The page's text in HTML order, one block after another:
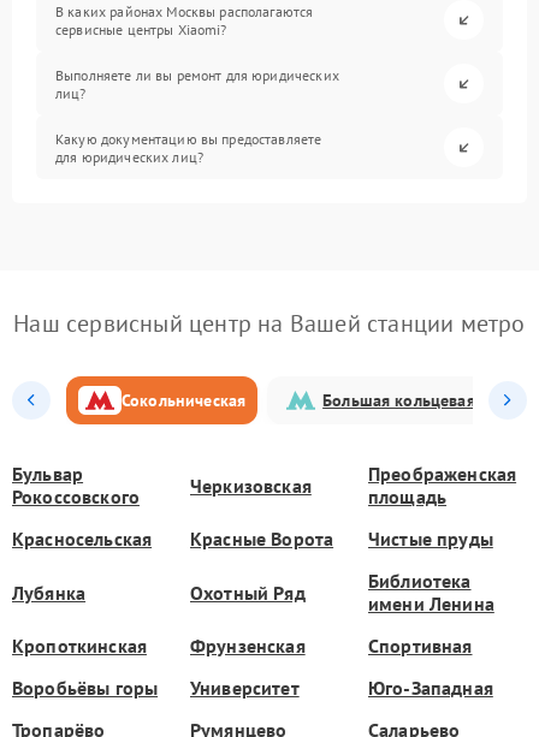
В каких районах Москвы располагаются
сервисные центры Xiaomi?
Выполняете ли вы ремонт для юридических
лиц?
Какую документацию вы предоставляете
для юридических лиц?
Наш сервисный центр на Вашей станции метро
Сокольническая Большая кольцевая
Бульвар
Рокоссовского
Черкизовская
Преображенская
площадь
Красносельская
Красные Ворота Чистые пруды
Лубянка Охотный Ряд
Библиотека
имени Ленина
Кропоткинская
Фрунзенская
Спортивная
Воробьёвы горы
Университет
Юго-Западная
Тропарёво
Румянцево Саларьево